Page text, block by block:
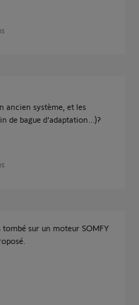
ancien système, et les
de bague d'adaptation...)?
sur un moteur SOMFY